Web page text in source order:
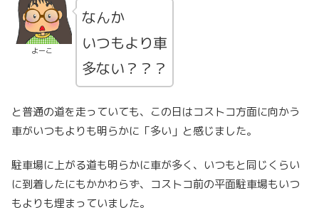
よーこ
なんか
いつもより車
多ない？？？
と普通の道を走っていても、この日はコストコ方面に向かう
車がいつもよりも明らかに「多い」と感じました。
駐車場に上がる道も明らかに車が多く、いつもと同じくらい
に到着したにもかかわらず、コストコ前の平面駐車場もいつ
もよりも埋まっていました。